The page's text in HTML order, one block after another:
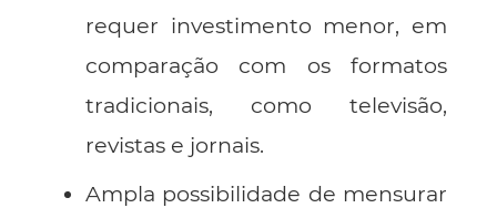
requer investimento menor, em
comparação com os formatos
tradicionais, como televisão,
revistas e jornais.
Ampla possibilidade de mensurar